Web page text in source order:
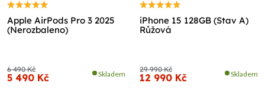
Apple AirPods Pro 3 2025
(Nerozbaleno)
6 490 Kč
5 490 Kč Skladem
iPhone 15 128GB (Stav A)
Růžová
29 990 Kč
12 990 Kč Skladem